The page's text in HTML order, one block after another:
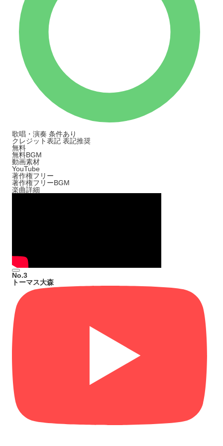
歌唱・演奏 条件あり
クレジット表記 表記推奨
無料
無料BGM
動画素材
YouTube
著作権フリー
著作権フリーBGM
楽曲詳細
No.3
トーマス大森